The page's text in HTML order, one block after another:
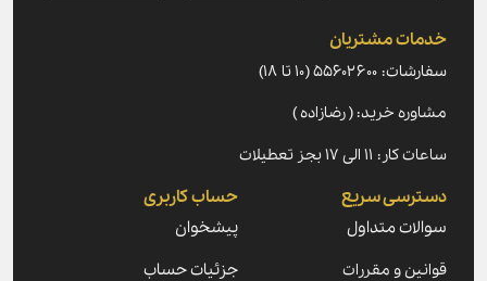
خدمات مشتریان
سفارشات: ۵۵۶۰۲۶۰۰ (۱۰ تا ۱۸)
مشاوره خرید: ( رضازاده )
ساعات کار: ۱۱ الی ۱۷ بجز تعطیلات
دسترسی سریع
سوالات متداول
قوانین و مقررات
حساب کاربری
پیشخوان
جزئیات حساب